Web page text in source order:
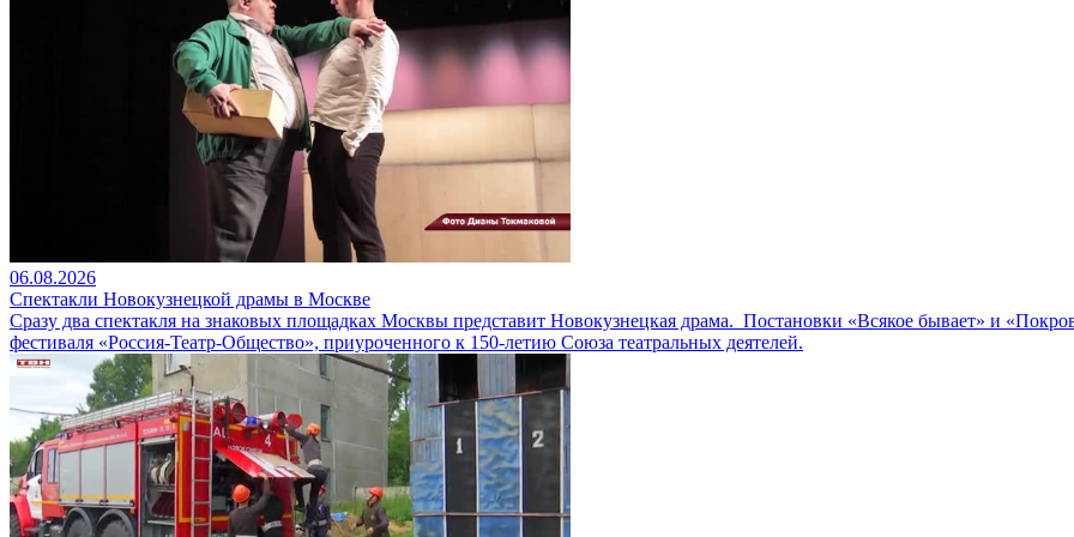
06.08.2026
Спектакли Новокузнецкой драмы в Москве
Сразу два спектакля на знаковых площадках Москвы представит Новокузнецкая драма. Постановки «Всякое бывает» и
фестиваля «Россия-Театр-Общество», приуроченного к 150-летию Союза театральных деятелей.